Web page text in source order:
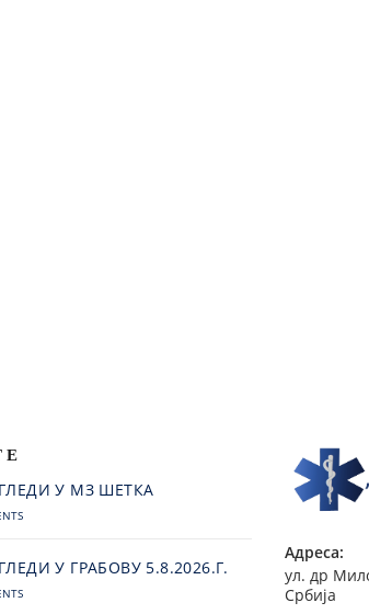
У МЗ ШЕТКА
У ГРАБОВУ 5.8.2026.Г.
Адреса:
ул. др
Србија